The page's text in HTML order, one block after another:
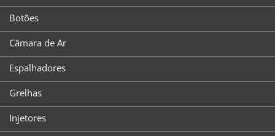
Botões
Câmara de Ar
Espalhadores
Grelhas
Injetores